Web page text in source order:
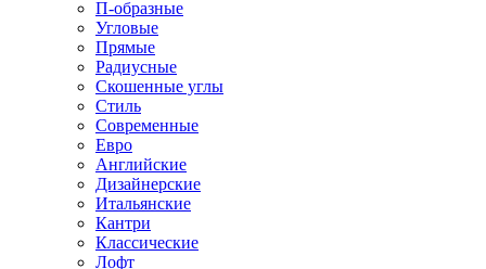
П-образные
Угловые
Прямые
Радиусные
Скошенные углы
Стиль
Современные
Евро
Английские
Дизайнерские
Итальянские
Кантри
Классические
Лофт